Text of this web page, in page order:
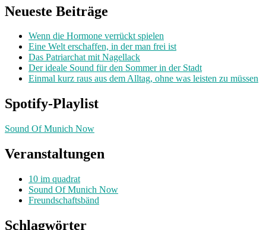
Neueste Beiträge
Wenn die Hormone verrückt spielen
Eine Welt erschaffen, in der man frei ist
Das Patriarchat mit Nagellack
Der ideale Sound für den Sommer in der Stadt
Einmal kurz raus aus dem Alltag, ohne was leisten zu müssen
Spotify-Playlist
Sound Of Munich Now
Veranstaltungen
10 im quadrat
Sound Of Munich Now
Freundschaftsbänd
Schlagwörter